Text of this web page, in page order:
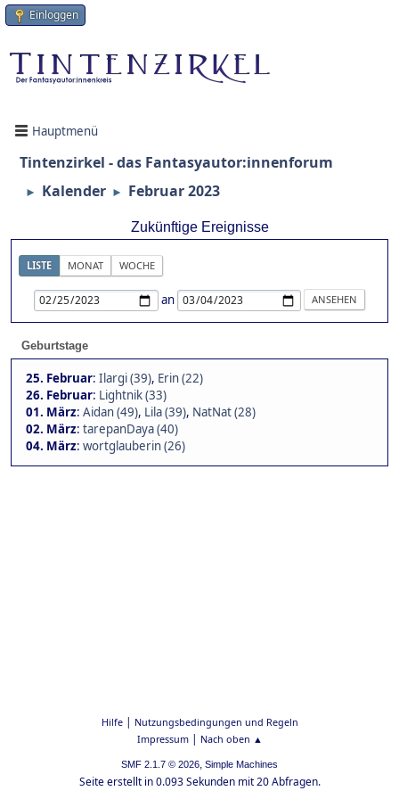
Einloggen
Hauptmenü
Tintenzirkel - das Fantasyautor:innenforum
► Kalender ► Februar 2023
Zukünftige Ereignisse
LISTE MONAT WOCHE
an
Geburtstage
25. Februar: Ilargi (39), Erin (22)
26. Februar: Lightnik (33)
01. März: Aidan (49), Lila (39), NatNat (28)
02. März: tarepanDaya (40)
04. März: wortglauberin (26)
Hilfe| Nutzungsbedingungen und Regeln
Impressum| Nach oben ▲
SMF 2.1.7 © 2026, Simple Machines
Seite erstellt in 0.093 Sekunden mit 20 Abfragen.